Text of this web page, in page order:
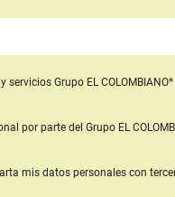
servicios Grupo EL COLOMBIANO*
por parte del Grupo EL
mis datos personales con